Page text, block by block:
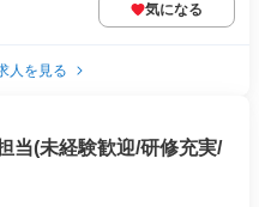
気になる
人を見る
当(未経験歓迎/研修充実/